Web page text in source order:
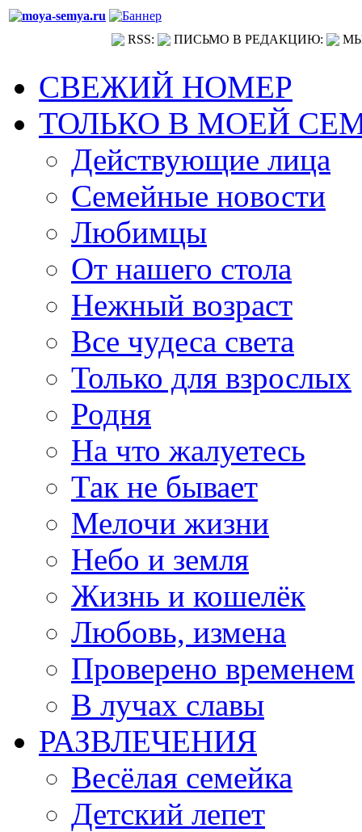
RSS: ПИСЬМО В РЕДАКЦИЮ:
СВЕЖИЙ НОМЕР
ТОЛЬКО В МОЕЙ
Действующие лица
Семейные новости
Любимцы
От нашего стола
Нежный возраст
Все чудеса света
Только для взрослых
Родня
На что жалуетесь
Так не бывает
Мелочи жизни
Небо и земля
Жизнь и кошелёк
Любовь, измена
Проверено временем
В лучах славы
РАЗВЛЕЧЕНИЯ
Весёлая семейка
Детский лепет